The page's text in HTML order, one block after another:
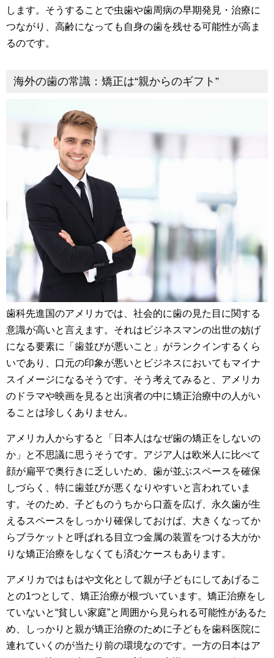
します。そうすることで虫歯や歯周病の早期発見・治療に
つながり、高齢になっても自身の歯を残せる可能性が高ま
るのです。
海外の歯の常識：矯正は“親からのギフト”
歯科先進国のアメリカでは、社会的に歯の見た目に関する
意識が高いと言えます。それはビジネスマンの出世の妨げ
になる要素に「歯並びが悪いこと」がランクインするくら
いであり、口元の印象が悪いとビジネスにおいてもマイナ
スイメージになるそうです。そう考えてみると、アメリカ
のドラマや映画を見ると出演者の中に矯正治療中の人がい
ることは珍しくありません。
アメリカ人からすると「日本人はなぜ歯の矯正をしないの
か」と不思議に思うそうです。アジア人は欧米人に比べて
顔が扁平で奥行きに乏しいため、歯が並ぶスペースを確保
しづらく、特に歯並びが悪くなりやすいと言われていま
す。そのため、子どものうちから口蓋を広げ、永久歯が生
えるスペースをしっかり確保しておけば、大きくなってか
らブラケットと呼ばれる目立つ金属の装置をつける大がか
りな矯正治療をしなくても済むケースもあります。
アメリカではもはや文化として親が子どもにしてあげるこ
との1つとして、矯正治療が根づいています。矯正治療をし
ていないと“貧しい家庭”と周囲から見られる可能性があるた
め、しっかりと親が矯正治療のために子どもを歯科医院に
連れていくのが当たり前の環境なのです。一方の日本はア